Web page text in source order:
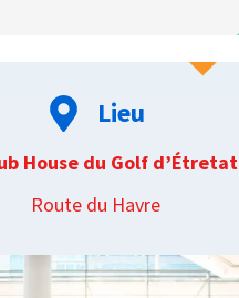
Lieu
House du Golf d’Étretat
Route du Havre